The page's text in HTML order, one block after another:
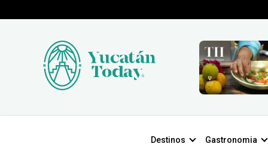
Destinos Gastronomia